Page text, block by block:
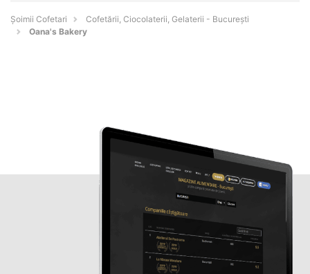
Șoimii Cofetari
Cofetării, Ciocolaterii, Gelaterii - Bucureşti
Oana's Bakery